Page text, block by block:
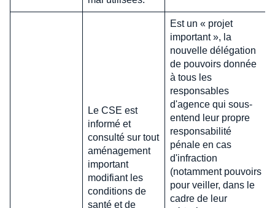
Le CSE est
informé et
consulté sur tout
aménagement
important
modifiant les
conditions de
santé et de
Est un « projet
important », la
nouvelle délégation
de pouvoirs donnée
à tous les
responsables
d'agence qui sous-
entend leur propre
responsabilité
pénale en cas
d'infraction
(notamment pouvoirs
pour veiller, dans le
cadre de leur